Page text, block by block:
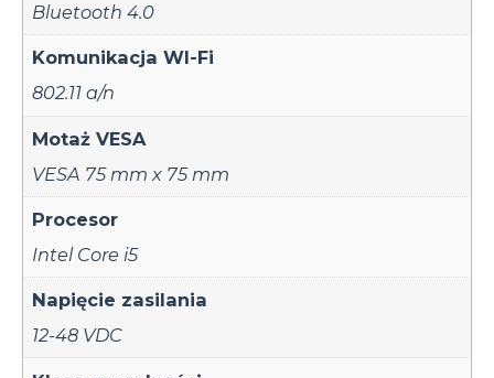
Bluetooth 4.0
Komunikacja WI-Fi
802.11 a/n
Motaż VESA
VESA 75 mm x 75 mm
Procesor
Intel Core i5
Napięcie zasilania
12-48 VDC